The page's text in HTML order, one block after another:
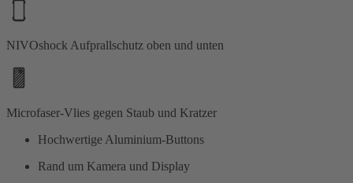
NIVOshock Aufprallschutz oben und unten
Microfaser-Vlies gegen Staub und Kratzer
Hochwertige Aluminium-Buttons
Rand um Kamera und Display